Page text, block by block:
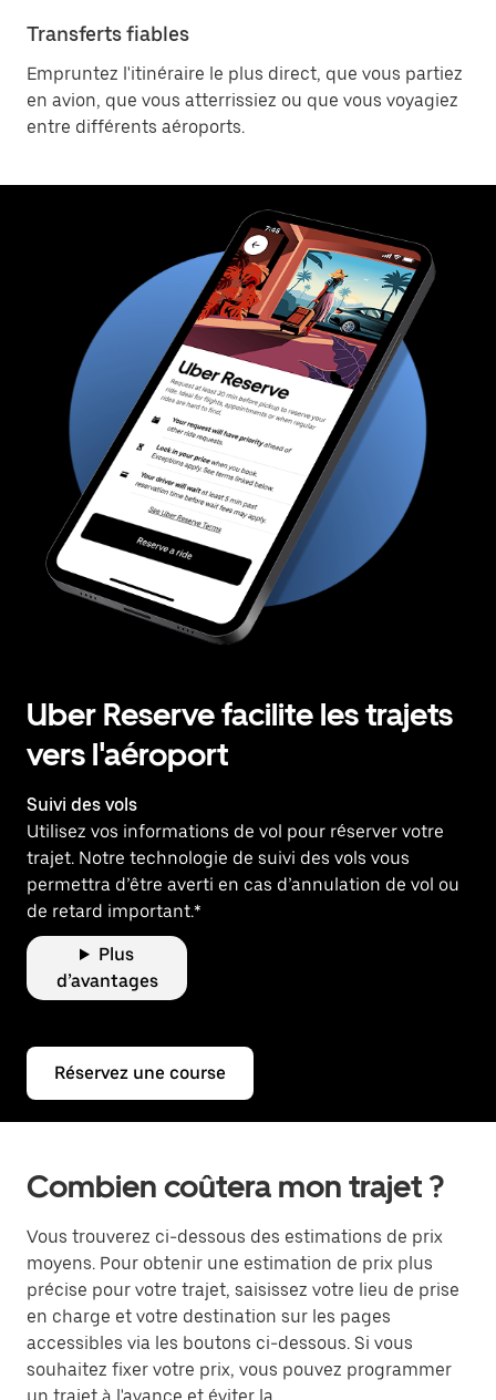
Transferts fiables
Empruntez l'itinéraire le plus direct, que vous partiez
en avion, que vous atterrissiez ou que vous voyagiez
entre différents aéroports.
Uber Reserve facilite les trajets
vers l'aéroport
Suivi des vols
Utilisez vos informations de vol pour réserver votre
trajet. Notre technologie de suivi des vols vous
permettra d’être averti en cas d’annulation de vol ou
de retard important.*
Plus
d’avantages
Réservez une course
Combien coûtera mon trajet ?
Vous trouverez ci-dessous des estimations de prix
moyens. Pour obtenir une estimation de prix plus
précise pour votre trajet, saisissez votre lieu de prise
en charge et votre destination sur les pages
accessibles via les boutons ci-dessous. Si vous
souhaitez fixer votre prix, vous pouvez programmer